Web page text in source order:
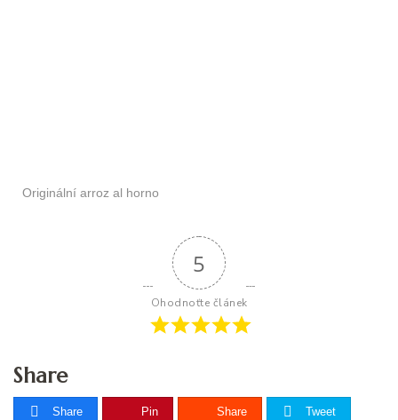
Originální arroz al horno
5
Ohodnoťte článek
Share
Share Pin Share Tweet